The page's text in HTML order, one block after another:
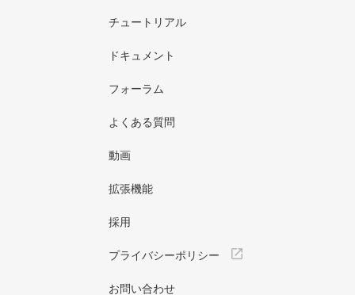
チュートリアル
ドキュメント
フォーラム
よくある質問
動画
拡張機能
採用
プライバシーポリシー
お問い合わせ